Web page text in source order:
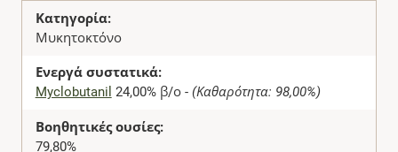
Κατηγορία:
Μυκητοκτόνο
Ενεργά συστατικά:
Myclobutanil 24,00% β/ο - (Καθαρότητα: 98,00%)
Βοηθητικές ουσίες:
79,80%